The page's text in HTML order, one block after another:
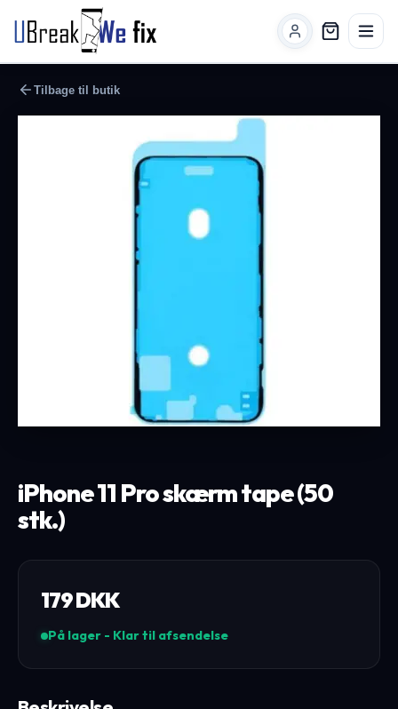
Tilbage til butik
iPhone 11 Pro skærm tape (50
stk.)
179DKK
På lager - Klar til afsendelse